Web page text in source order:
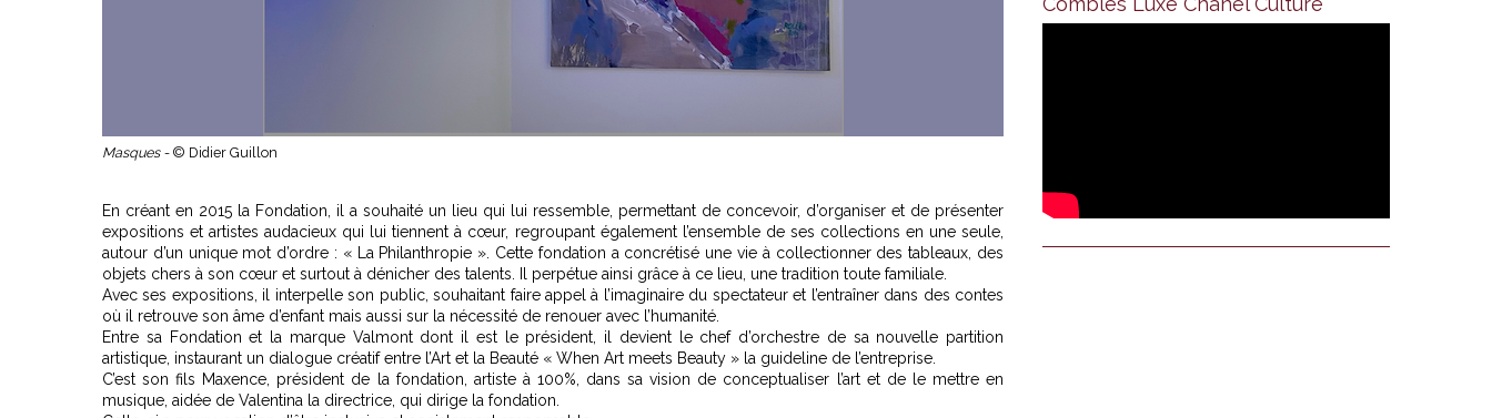
Masques - © Didier Guillon
En créant en 2015 la Fondation, il a souhaité un lieu qui lui ressemble, permettant de concevoir, d’organiser et de présenter
expositions et artistes audacieux qui lui tiennent à cœur, regroupant également l’ensemble de ses collections en une seule,
autour d’un unique mot d’ordre : « La Philanthropie ». Cette fondation a concrétisé une vie à collectionner des tableaux, des
objets chers à son cœur et surtout à dénicher des talents. Il perpétue ainsi grâce à ce lieu, une tradition toute familiale.
Avec ses expositions, il interpelle son public, souhaitant faire appel à l’imaginaire du spectateur et l’entraîner dans des contes
où il retrouve son âme d’enfant mais aussi sur la nécessité de renouer avec l’humanité.
Entre sa Fondation et la marque Valmont dont il est le président, il devient le chef d’orchestre de sa nouvelle partition
artistique, instaurant un dialogue créatif entre l’Art et la Beauté « When Art meets Beauty » la guideline de l’entreprise.
C’est son fils Maxence, président de la fondation, artiste à 100%, dans sa vision de conceptualiser l’art et de le mettre en
musique, aidée de Valentina la directrice, qui dirige la fondation.